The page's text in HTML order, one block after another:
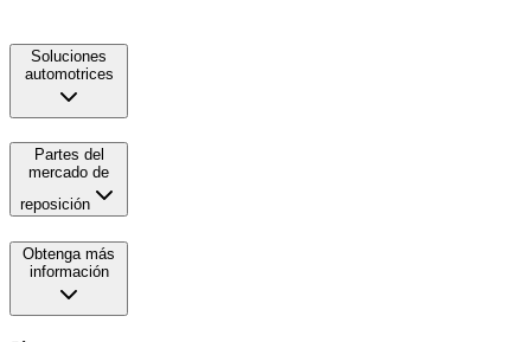
Soluciones
automotrices
Partes del
mercado de
reposición
Obtenga más
información